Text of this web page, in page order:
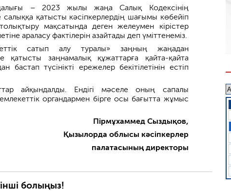
– 2023 жылы жаңа Салық Кодексінің
салыққа қатысты кәсіпкерлердің шағымы көбейіп
мақсатында деген желеумен кірістер
араласу фактілерін азайтады деп үміттенеміз.
сатып алу туралы» заңның жаңадан
қатысты заңнамалық құжаттарға қайта-қайта
бастап түсінікті ережелер бекітілетінін естіп
айқындалды. Ендігі мәселе оның сапалы
органдармен бірге осы бағытта жұмыс
Пірмұхаммед Сыздықов,
Қызылорда облысы кәсіпкерлер
палатасының директоры
болыңыз!